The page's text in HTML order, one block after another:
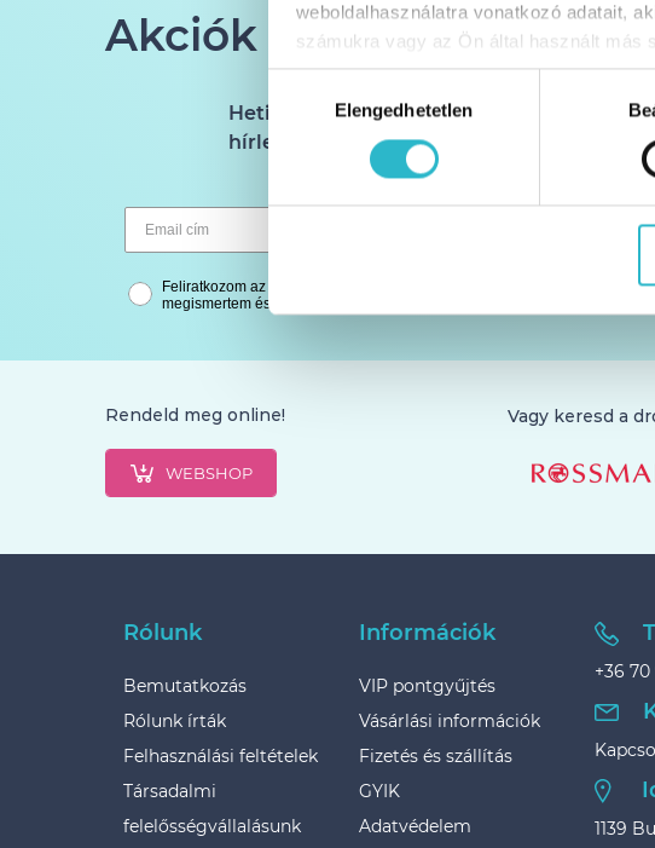
weboldalhasználatra vonatkozó adatait,
számukra vagy az Ön által használt más
kiválasztásaElengedhetetlen
Akciók és tippek a
Heti 1 alkalommal küldjük a
hírlevelet
Feliratkozom az Idealbody Kft. hírlevelére és hozzájárulok ahhoz, hogy
megismertem és tudomásul vettem.
Rendeld meg online!
WEBSHOP
Vagy keresd a
Rólunk
Bemutatkozás
Rólunk írták
Felhasználási feltételek
Társadalmi
felelősségvállalásunk
Információk
VIP pontgyűjtés
Vásárlási információk
Fizetés és szállítás
GYIK
Adatvédelem
+36 70
1139